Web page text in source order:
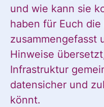
und wie kann sie
haben für Euch
zusammengefasst
Hinweise
Infrastruktur
datensicher und
könnt.